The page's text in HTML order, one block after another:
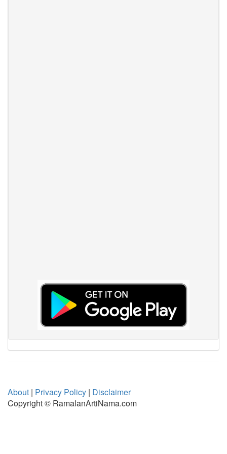
About | Privacy Policy | Disclaimer
Copyright © RamalanArtiNama.com